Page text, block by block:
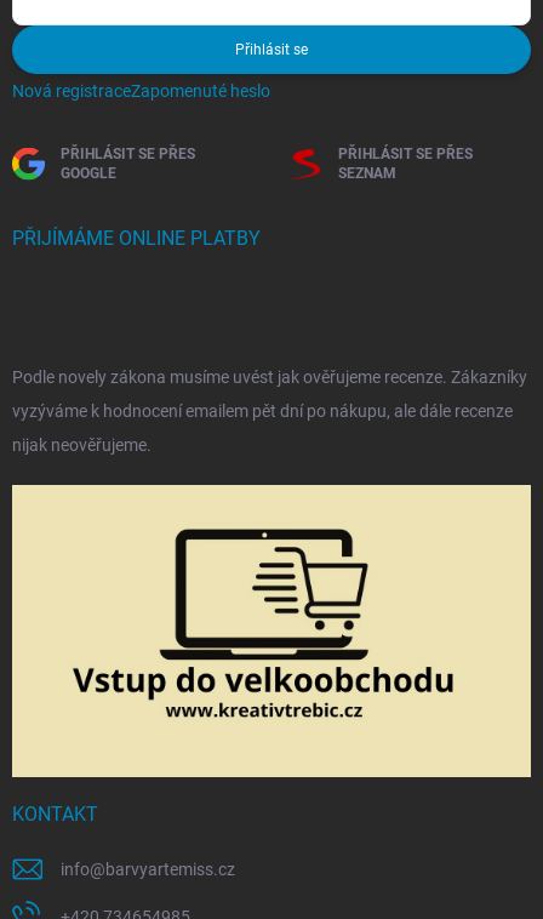
Přihlásit se
Nová registraceZapomenuté heslo
PŘIHLÁSIT SE PŘES
GOOGLE
PŘIHLÁSIT SE PŘES
SEZNAM
PŘIJÍMÁME ONLINE PLATBY
Podle novely zákona musíme uvést jak ověřujeme recenze. Zákazníky
vyzýváme k hodnocení emailem pět dní po nákupu, ale dále recenze
nijak neověřujeme.
KONTAKT
info@barvyartemiss.cz